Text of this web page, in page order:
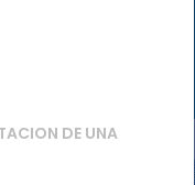
DE UNA